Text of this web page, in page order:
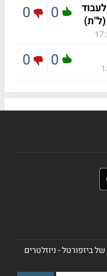
0
0
0
0
ביזפורטל - ניוזלטרים